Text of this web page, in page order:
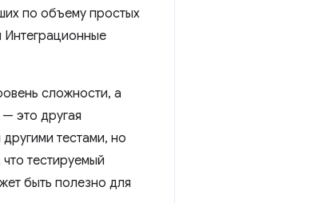
по объему простых
сложности, а
это другая
тестами, но
тестируемый
быть полезно для